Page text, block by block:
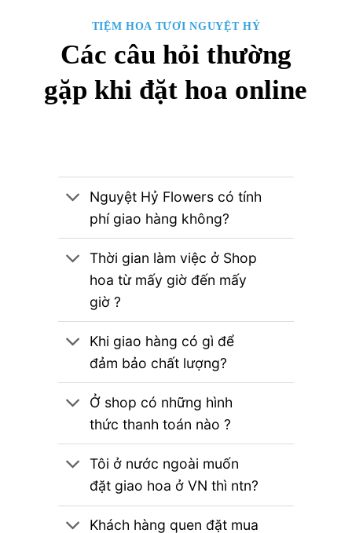
TIỆM HOA TƯƠI NGUYỆT HỶ
Các câu hỏi thường
gặp khi đặt hoa online
Nguyệt Hỷ Flowers có tính
phí giao hàng không?
Thời gian làm việc ở Shop
hoa từ mấy giờ đến mấy
giờ ?
Khi giao hàng có gì để
đảm bảo chất lượng?
Ở shop có những hình
thức thanh toán nào ?
Tôi ở nước ngoài muốn
đặt giao hoa ở VN thì ntn?
Khách hàng quen đặt mua